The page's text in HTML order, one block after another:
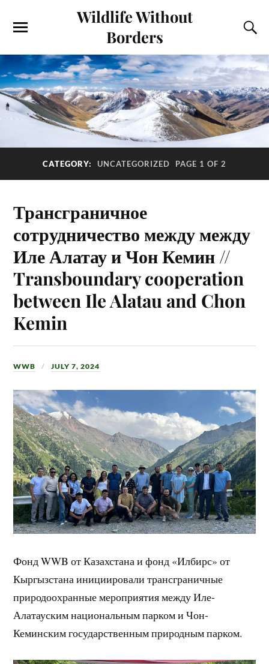
Wildlife Without
Borders
CATEGORY: UNCATEGORIZED PAGE 1 OF 2
Трансграничное
сотрудничество между между
Иле Алатау и Чон Кемин //
Transboundary cooperation
between Ile Alatau and Chon
Kemin
WWB JULY 7, 2024
Фонд WWB от Казахстана и фонд «Илбирс» от
Кыргызстана инициировали трансграничные
природоохранные мероприятия между Иле-
Алатауским национальным парком и Чон-
Кеминским государственным природным парком.